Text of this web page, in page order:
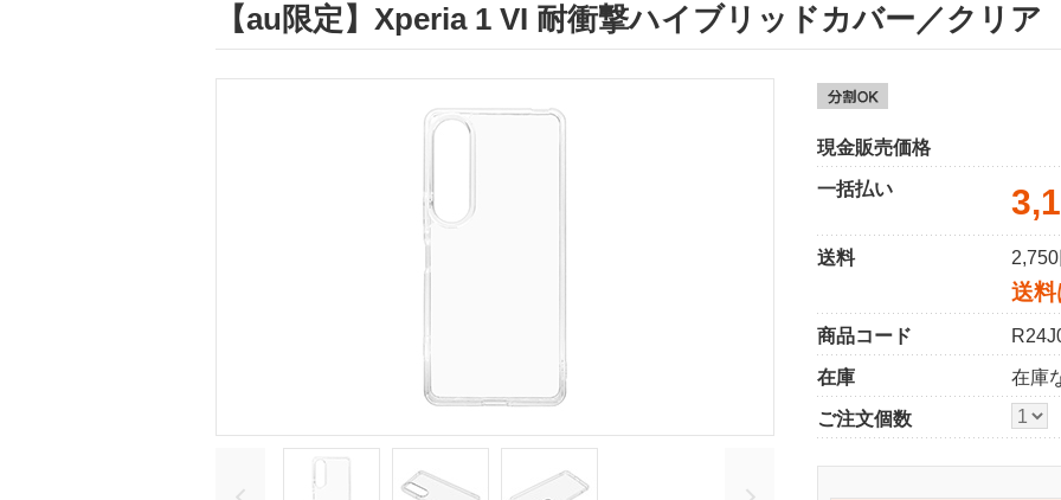
【au限定】Xperia 1 VI 耐衝撃ハイブリッドカバー／クリア
現金販売価格
一括払い
送料
送料
商品コード
在庫
在庫
ご注文個数